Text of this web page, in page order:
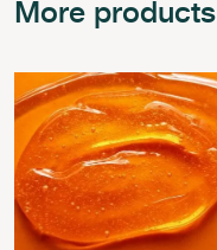
More products